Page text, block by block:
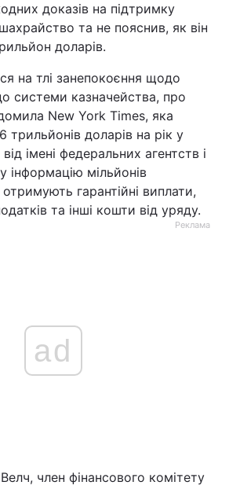
доказів на підтримку
та не пояснив, як він
доларів.
на тлі занепокоєння щодо
системи казначейства, про
New York Times, яка
трильйонів доларів на рік у
імені федеральних агентств і
інформацію мільйонів
гарантійні виплати,
та інші кошти від уряду.
Реклама
ad
член фінансового комітету